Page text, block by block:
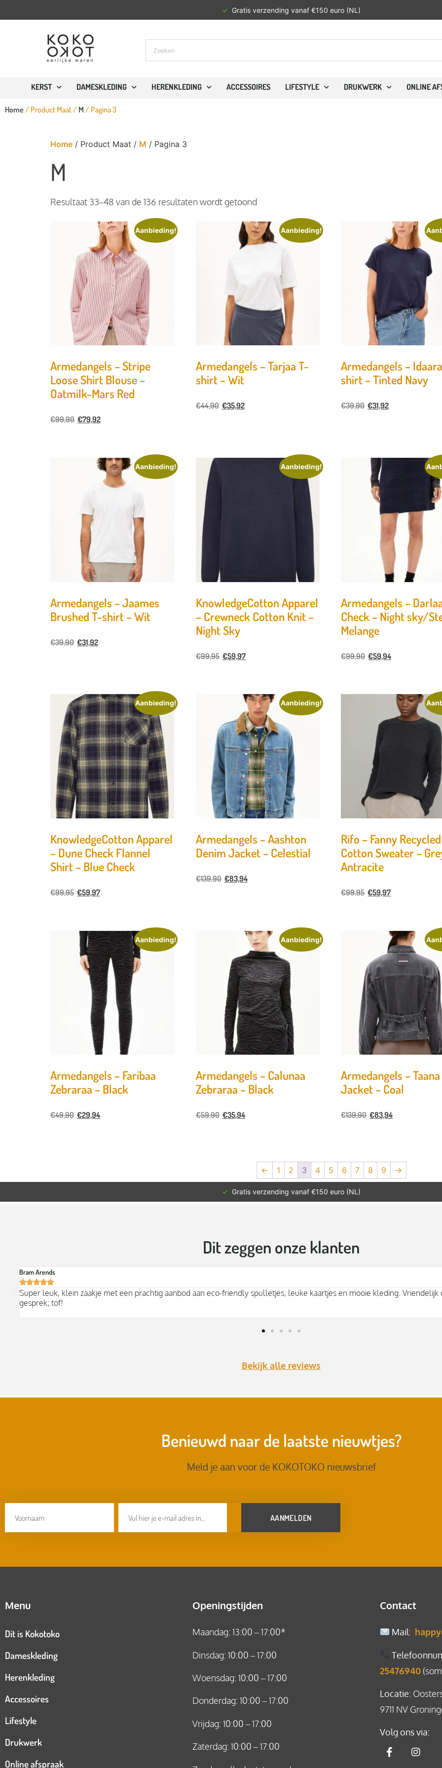
✓ Gratis verzending vanaf €150 euro (NL)
KERST DAMESKLEDING HERENKLEDING ACCESSOIRES LIFESTYLE DRUKWERK ONLINE
Home / Product Maat / M / Pagina 3
Home / Product Maat / M / Pagina 3
M
Resultaat 33–48 van de 136 resultaten wordt getoond
Aanbieding!
Armedangels – Stripe
Loose Shirt Blouse –
Oatmilk-Mars Red
€99,90 €79,92
Aanbieding!
Armedangels – Tarjaa T-
shirt – Wit
€44,90 €35,92
Armedangels –
shirt – Tinted Navy
€39,90 €31,92
Aanbieding!
Armedangels – Jaames
Brushed T-shirt – Wit
€39,90 €31,92
Aanbieding!
KnowledgeCotton Apparel
– Crewneck Cotton Knit –
Night Sky
€99,95 €59,97
Armedangels –
Check – Night sky/
Melange
€99,90 €59,94
Aanbieding!
KnowledgeCotton Apparel
– Dune Check Flannel
Shirt – Blue Check
€99,95 €59,97
Aanbieding!
Armedangels – Aashton
Denim Jacket – Celestial
€139,90 €83,94
Rifo – Fanny Recycled
Cotton Sweater –
Antracite
€99,95 €59,97
Aanbieding!
Armedangels – Faribaa
Zebraraa – Black
€49,90 €29,94
Aanbieding!
Armedangels – Calunaa
Zebraraa – Black
€59,90 €35,94
Armedangels – Taana
Jacket – Coal
€139,90 €83,94
← 1 2 3 4 5 6 7 8 9 →
✓ Gratis verzending vanaf €150 euro (NL)
Dit zeggen onze klanten
Esmé van den Boom

Hoe fijn om in het centrum van Groningen een plek te hebben waar je duurzaam kleding en meer kan kopen! Veel
hier graag voor kaartjes, huishoudelijke spullen en natuurlijk voor een nieuwe lievelingstrui of shirt. Fijn advies, mooie
Bekijk alle reviews
Benieuwd naar de laatste nieuwtjes?
Meld je aan voor de KOKOTOKO nieuwsbrief
AANMELDEN
Menu
Dit is Kokotoko
Dameskleding
Herenkleding
Accessoires
Lifestyle
Drukwerk
Online afspraak
Openingstijden
Maandag: 13:00 – 17:00*
Dinsdag: 10:00 – 17:00
Woensdag: 10:00 – 17:00
Donderdag: 10:00 – 17:00
Vrijdag: 10:00 – 17:00
Zaterdag: 10:00 – 17:00
Contact
Mail:
25476940
Locatie:
9711 NV
Volg ons via: